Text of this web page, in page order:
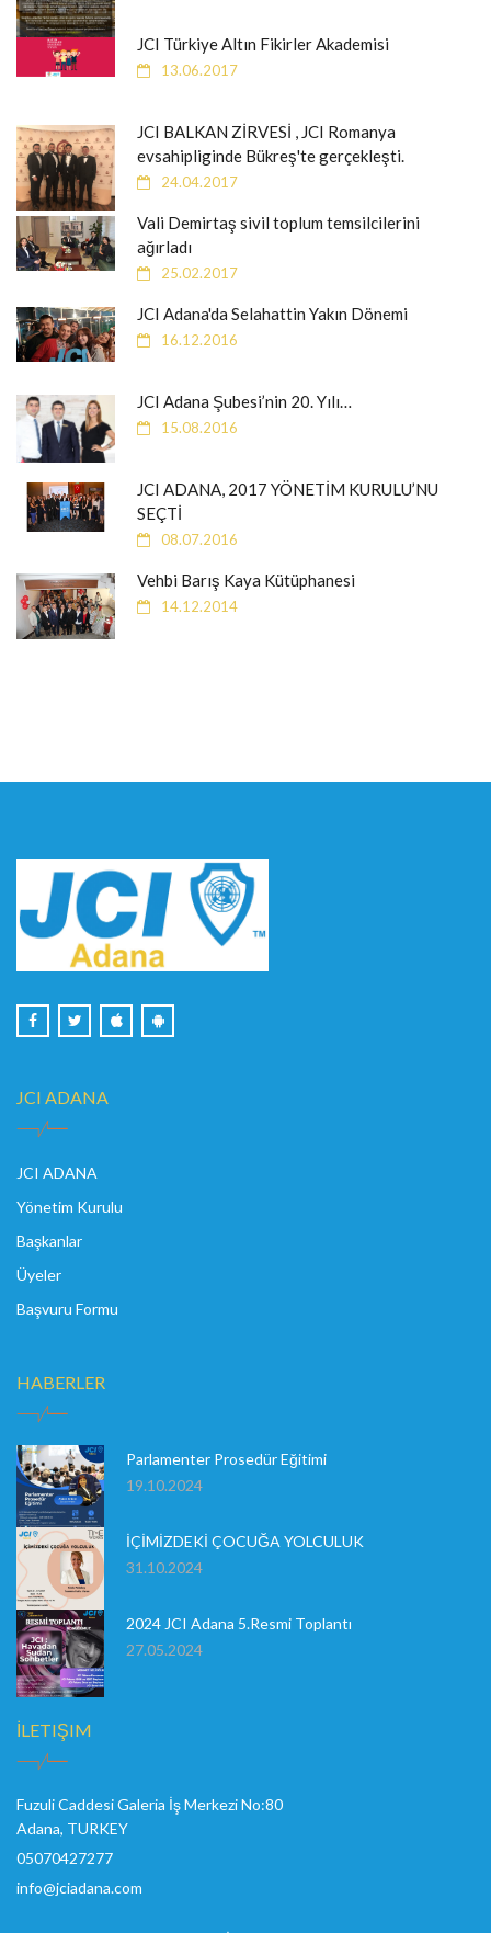
JCI Türkiye Altın Fikirler Akademisi
13.06.2017
JCI BALKAN ZİRVESİ , JCI Romanya
evsahipliginde Bükreş'te gerçekleşti.
24.04.2017
Vali Demirtaş sivil toplum temsilcilerini
ağırladı
25.02.2017
JCI Adana'da Selahattin Yakın Dönemi
16.12.2016
JCI Adana Şubesi’nin 20. Yılı…
15.08.2016
JCI ADANA, 2017 YÖNETİM KURULU’NU
SEÇTİ
08.07.2016
Vehbi Barış Kaya Kütüphanesi
14.12.2014
JCI ADANA
JCI ADANA
Yönetim Kurulu
Başkanlar
Üyeler
Başvuru Formu
HABERLER
Parlamenter Prosedür Eğitimi
19.10.2024
İÇİMİZDEKİ ÇOCUĞA YOLCULUK
31.10.2024
2024 JCI Adana 5.Resmi Toplantı
27.05.2024
İLETIŞIM
Fuzuli Caddesi Galeria İş Merkezi No:80
Adana, TURKEY
05070427277
info@jciadana.com